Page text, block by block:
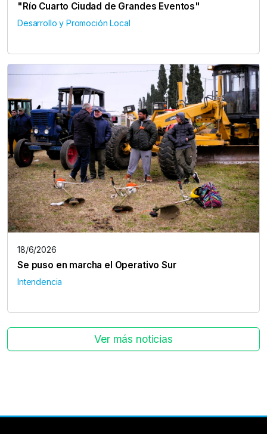
"Río Cuarto Ciudad de Grandes Eventos"
Desarrollo y Promoción Local
18/6/2026
Se puso en marcha el Operativo Sur
Intendencia
Ver más noticias